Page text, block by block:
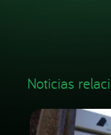
Noticias